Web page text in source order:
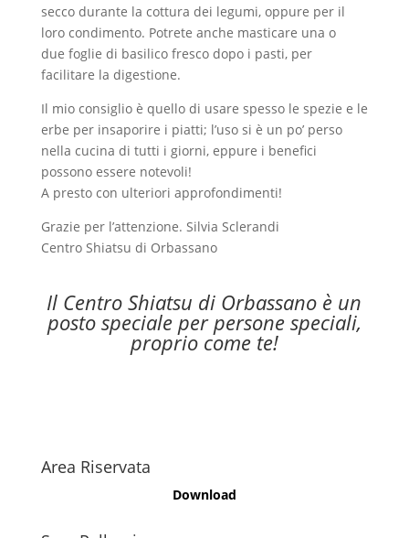
secco durante la cottura dei legumi, oppure per il
loro condimento. Potrete anche masticare una o
due foglie di basilico fresco dopo i pasti, per
facilitare la digestione.
Il mio consiglio è quello di usare spesso le spezie e le
erbe per insaporire i piatti; l’uso si è un po’ perso
nella cucina di tutti i giorni, eppure i benefici
possono essere notevoli!
A presto con ulteriori approfondimenti!
Grazie per l’attenzione. Silvia Sclerandi
Centro Shiatsu di Orbassano
Il Centro Shiatsu di Orbassano è un
posto speciale per persone speciali,
proprio come te!
Area Riservata
Download